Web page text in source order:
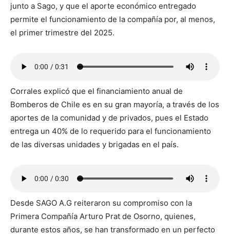
junto a Sago, y que el aporte económico entregado
permite el funcionamiento de la compañía por, al menos,
el primer trimestre del 2025.
Corrales explicó que el financiamiento anual de
Bomberos de Chile es en su gran mayoría, a través de los
aportes de la comunidad y de privados, pues el Estado
entrega un 40% de lo requerido para el funcionamiento
de las diversas unidades y brigadas en el país.
Desde SAGO A.G reiteraron su compromiso con la
Primera Compañía Arturo Prat de Osorno, quienes,
durante estos años, se han transformado en un perfecto